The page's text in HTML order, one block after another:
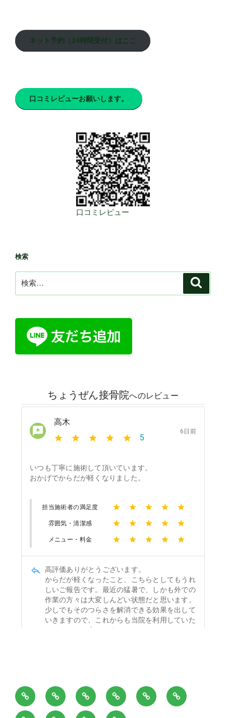
ネット予約（24時間受付）はここ
口コミレビューお願いします。
口コミレビュー
検索
索:
ホ
ー
当
院
施
術
料
金
御
来
お
問